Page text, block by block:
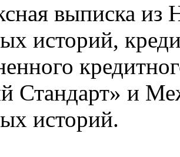
выписка из
историй,
Стандарт» и
историй.